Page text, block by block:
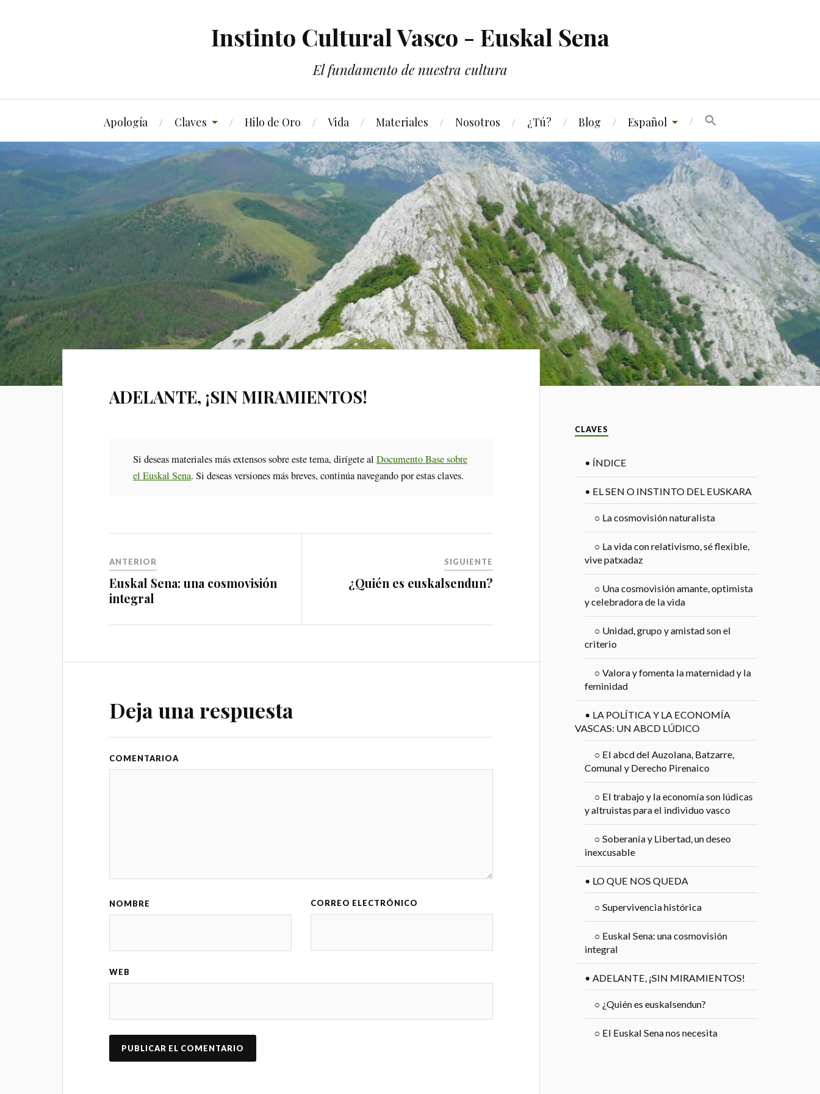
Instinto Cultural Vasco - Euskal Sena
El fundamento de nuestra cultura
Apología Claves Hilo de Oro Vida Materiales Nosotros ¿Tú? Blog Español
ADELANTE, ¡SIN MIRAMIENTOS!
Si deseas materiales más extensos sobre este tema, dirígete alDocumento Base sobre
el Euskal Sena. Si deseas versiones más breves, continúa navegando por estas claves.
ANTERIOR
Euskal Sena: una cosmovisión
integral
SIGUIENTE
¿Quién es euskalsendun?
Deja una respuesta
COMENTARIO
NOMBRE CORREO ELECTRÓNICO
WEB
CLAVES
• ÍNDICE
• EL SEN O INSTINTO DEL EUSKARA
○ La cosmovisión naturalista
○ La vida con relativismo, sé flexible,
vive patxadaz
○ Una cosmovisión amante, optimista
y celebradora de la vida
○ Unidad, grupo y amistad son el
criterio
○ Valora y fomenta la maternidad y la
feminidad
• LA POLÍTICA Y LA ECONOMÍA
VASCAS: UN ABCD LÚDICO
○ El abcd del Auzolana, Batzarre,
Comunal y Derecho Pirenaico
○ El trabajo y la economía son lúdicas
y altruistas para el individuo vasco
○ Soberanía y Libertad, un deseo
inexcusable
• LO QUE NOS QUEDA
○ Supervivencia histórica
○ Euskal Sena: una cosmovisión
integral
• ADELANTE, ¡SIN MIRAMIENTOS!
○ ¿Quién es euskalsendun?
○ El Euskal Sena nos necesita